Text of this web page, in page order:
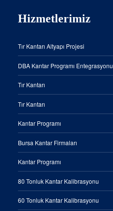
Hizmetlerimiz
Tır Kantarı Altyapı Projesi
DBA Kantar Programı Entegrasyonu
Tır Kantarı
Tır Kantarı
Kantar Programı
Bursa Kantar Firmaları
Kantar Programı
80 Tonluk Kantar Kalibrasyonu
60 Tonluk Kantar Kalibrasyonu